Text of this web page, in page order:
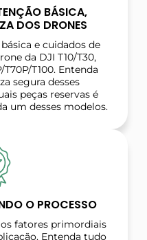
BÁSICA,
DOS DRONES
e cuidados de
da DJI T10/T30,
T70P/T100. Entenda
segura desses
peças reservas é
um desses modelos.
O PROCESSO
fatores primordiais
Entenda tudo